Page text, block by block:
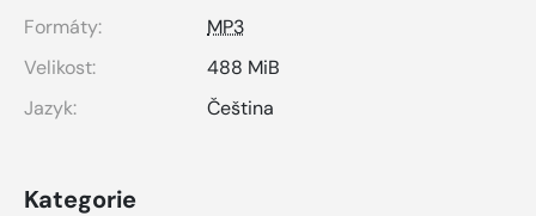
Formáty:
MP3
Velikost:
488 MiB
Jazyk:
Čeština
Kategorie